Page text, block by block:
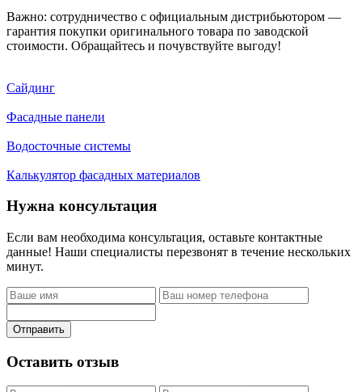
Важно: сотрудничество с официальным дистрибьютором —
гарантия покупки оригинального товара по заводской
стоимости. Обращайтесь и почувствуйте выгоду!
Сайдинг
Фасадные панели
Водосточные системы
Калькулятор фасадных материалов
Нужна консультация
Если вам необходима консультация, оставьте контактные
данные! Наши специалисты перезвонят в течение нескольких
минут.
Отправить
Оставить отзыв